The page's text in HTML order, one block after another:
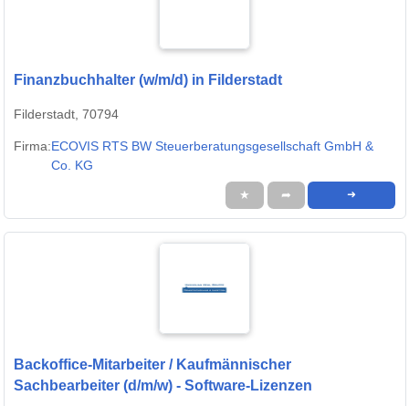
Finanzbuchhalter (w/m/d) in Filderstadt
Filderstadt, 70794
Firma:ECOVIS RTS BW Steuerberatungsgesellschaft GmbH &
Co. KG
★ ➦ ➜
Backoffice-Mitarbeiter / Kaufmännischer
Sachbearbeiter (d/m/w) - Software-Lizenzen